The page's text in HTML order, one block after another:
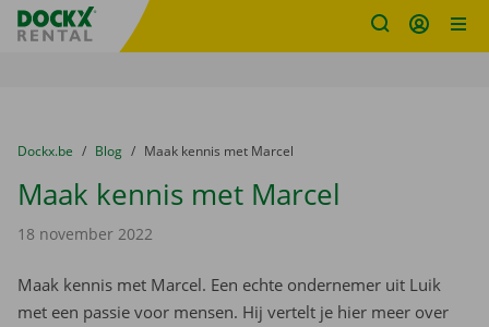
Fratello DEMO
U bevindt zich hier:
van
Dockx.be naar
Blog naar
Maak kennis met Marcel
Maak kennis met Marcel
18 november 2022
Maak kennis met Marcel. Een echte ondernemer uit Luik
met een passie voor mensen. Hij vertelt je hier meer over